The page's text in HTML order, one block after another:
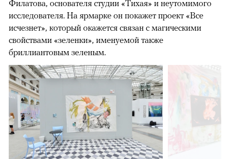
Филатова, основателя студии «Тихая» и неутомимого
исследователя. На ярмарке он покажет проект «Все
исчезнет», который окажется связан с магическими
свойствами «зеленки», именуемой также
бриллиантовым зеленым.